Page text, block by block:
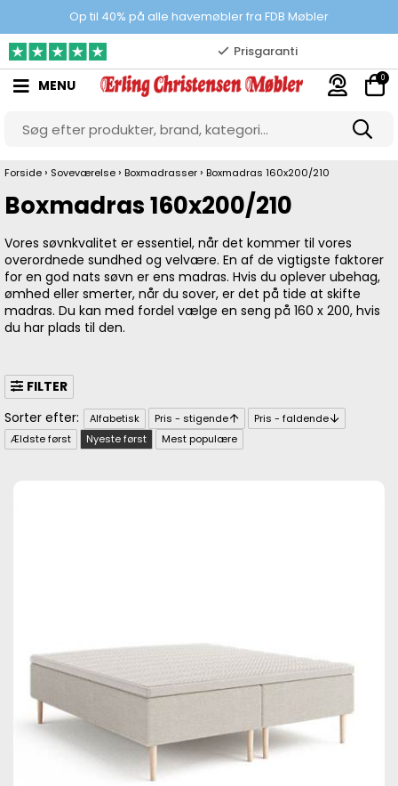
Op til 40% på alle havemøbler fra FDB Møbler
Prisgaranti
10.000 m2 showroom
Gratis & gode parkeringsforhold
MENU 0
Forside › Soveværelse › Boxmadrasser › Boxmadras 160x200/210
Boxmadras 160x200/210
Vores søvnkvalitet er essentiel, når det kommer til vores
overordnede sundhed og velvære. En af de vigtigste faktorer
for en god nats søvn er ens madras. Hvis du oplever ubehag,
ømhed eller smerter, når du sover, er det på tide at skifte
madras. Du kan med fordel vælge en seng på 160 x 200, hvis
du har plads til den.
FILTER
Alfabetisk Pris - stigende
Pris - faldende
Ældste først
Nyeste først Mest populære